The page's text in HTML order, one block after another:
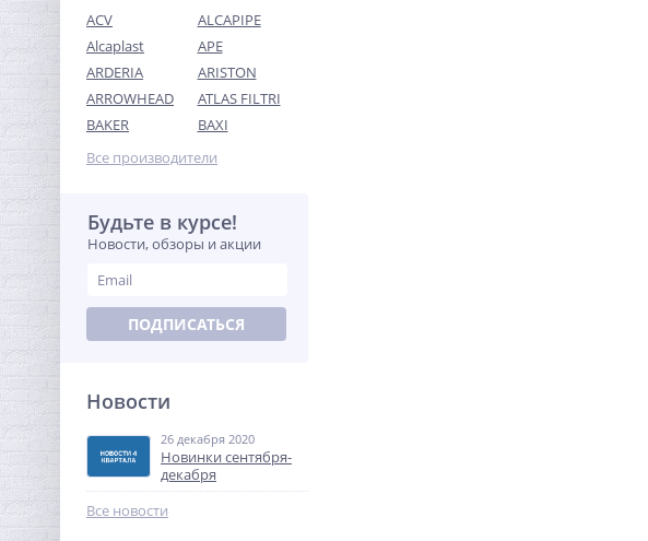
Муфта резьбовая 1"1/2 x
1"1/2 (ВР) никель UNI-FITT
672,64
Кран шаровый с
электроприводом
BugattiPro 220В 1"
11 657,60
ACV
ALCAPIPE
Alcaplast
APE
ARDERIA
ARISTON
ARROWHEAD
ATLAS FILTRI
BAKER
BAXI
Все производители
Будьте в курсе!
Новости, обзоры и акции
ПОДПИСАТЬСЯ
Новости
26 декабря 2020
Новинки сентября-
декабря
Все новости